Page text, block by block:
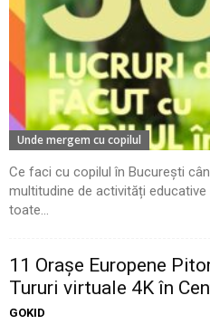
Unde mergem cu copilul
Ce faci cu copilul în București
multitudine de activități
toate...
11 Oraşe Europene
Tururi virtuale 4K în
GOKID